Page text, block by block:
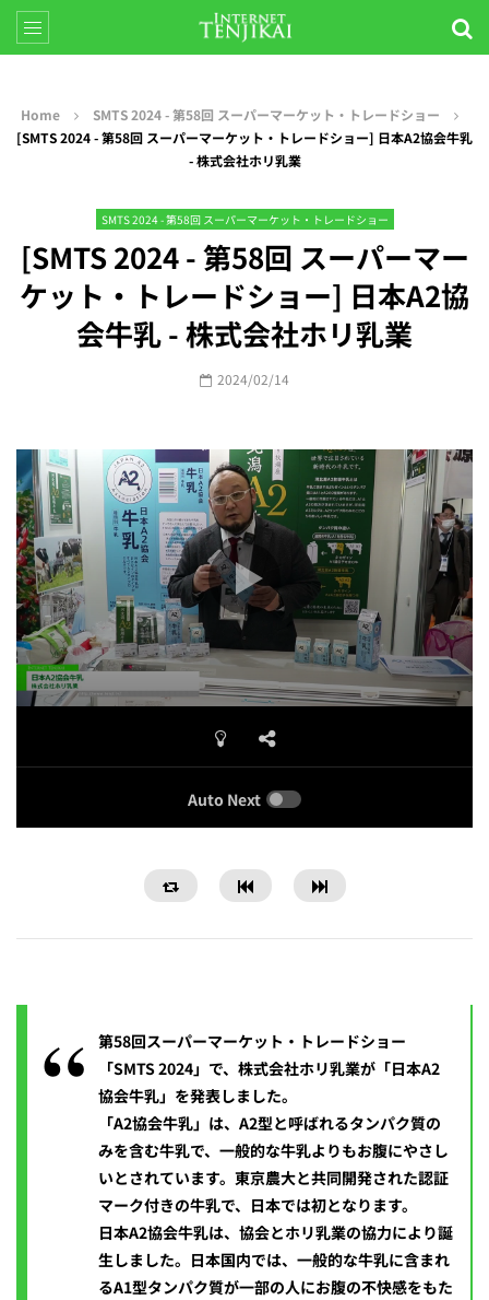
Home
SMTS 2024 - 第58回 スーパーマーケット・トレードショー
[SMTS 2024 - 第58回 スーパーマーケット・トレードショー] 日本A2協会牛乳
- 株式会社ホリ乳業
SMTS 2024 - 第58回 スーパーマーケット・トレードショー
[SMTS 2024 - 第58回 スーパーマー
ケット・トレードショー] 日本A2協
会牛乳 - 株式会社ホリ乳業
2024/02/14
Auto Next
第58回スーパーマーケット・トレードショー
「SMTS 2024」で、株式会社ホリ乳業が「日本A2
協会牛乳」を発表しました。
「A2協会牛乳」は、A2型と呼ばれるタンパク質の
みを含む牛乳で、一般的な牛乳よりもお腹にやさし
いとされています。東京農大と共同開発された認証
マーク付きの牛乳で、日本では初となります。
日本A2協会牛乳は、協会とホリ乳業の協力により誕
生しました。日本国内では、一般的な牛乳に含まれ
るA1型タンパク質が一部の人にお腹の不快感をもた